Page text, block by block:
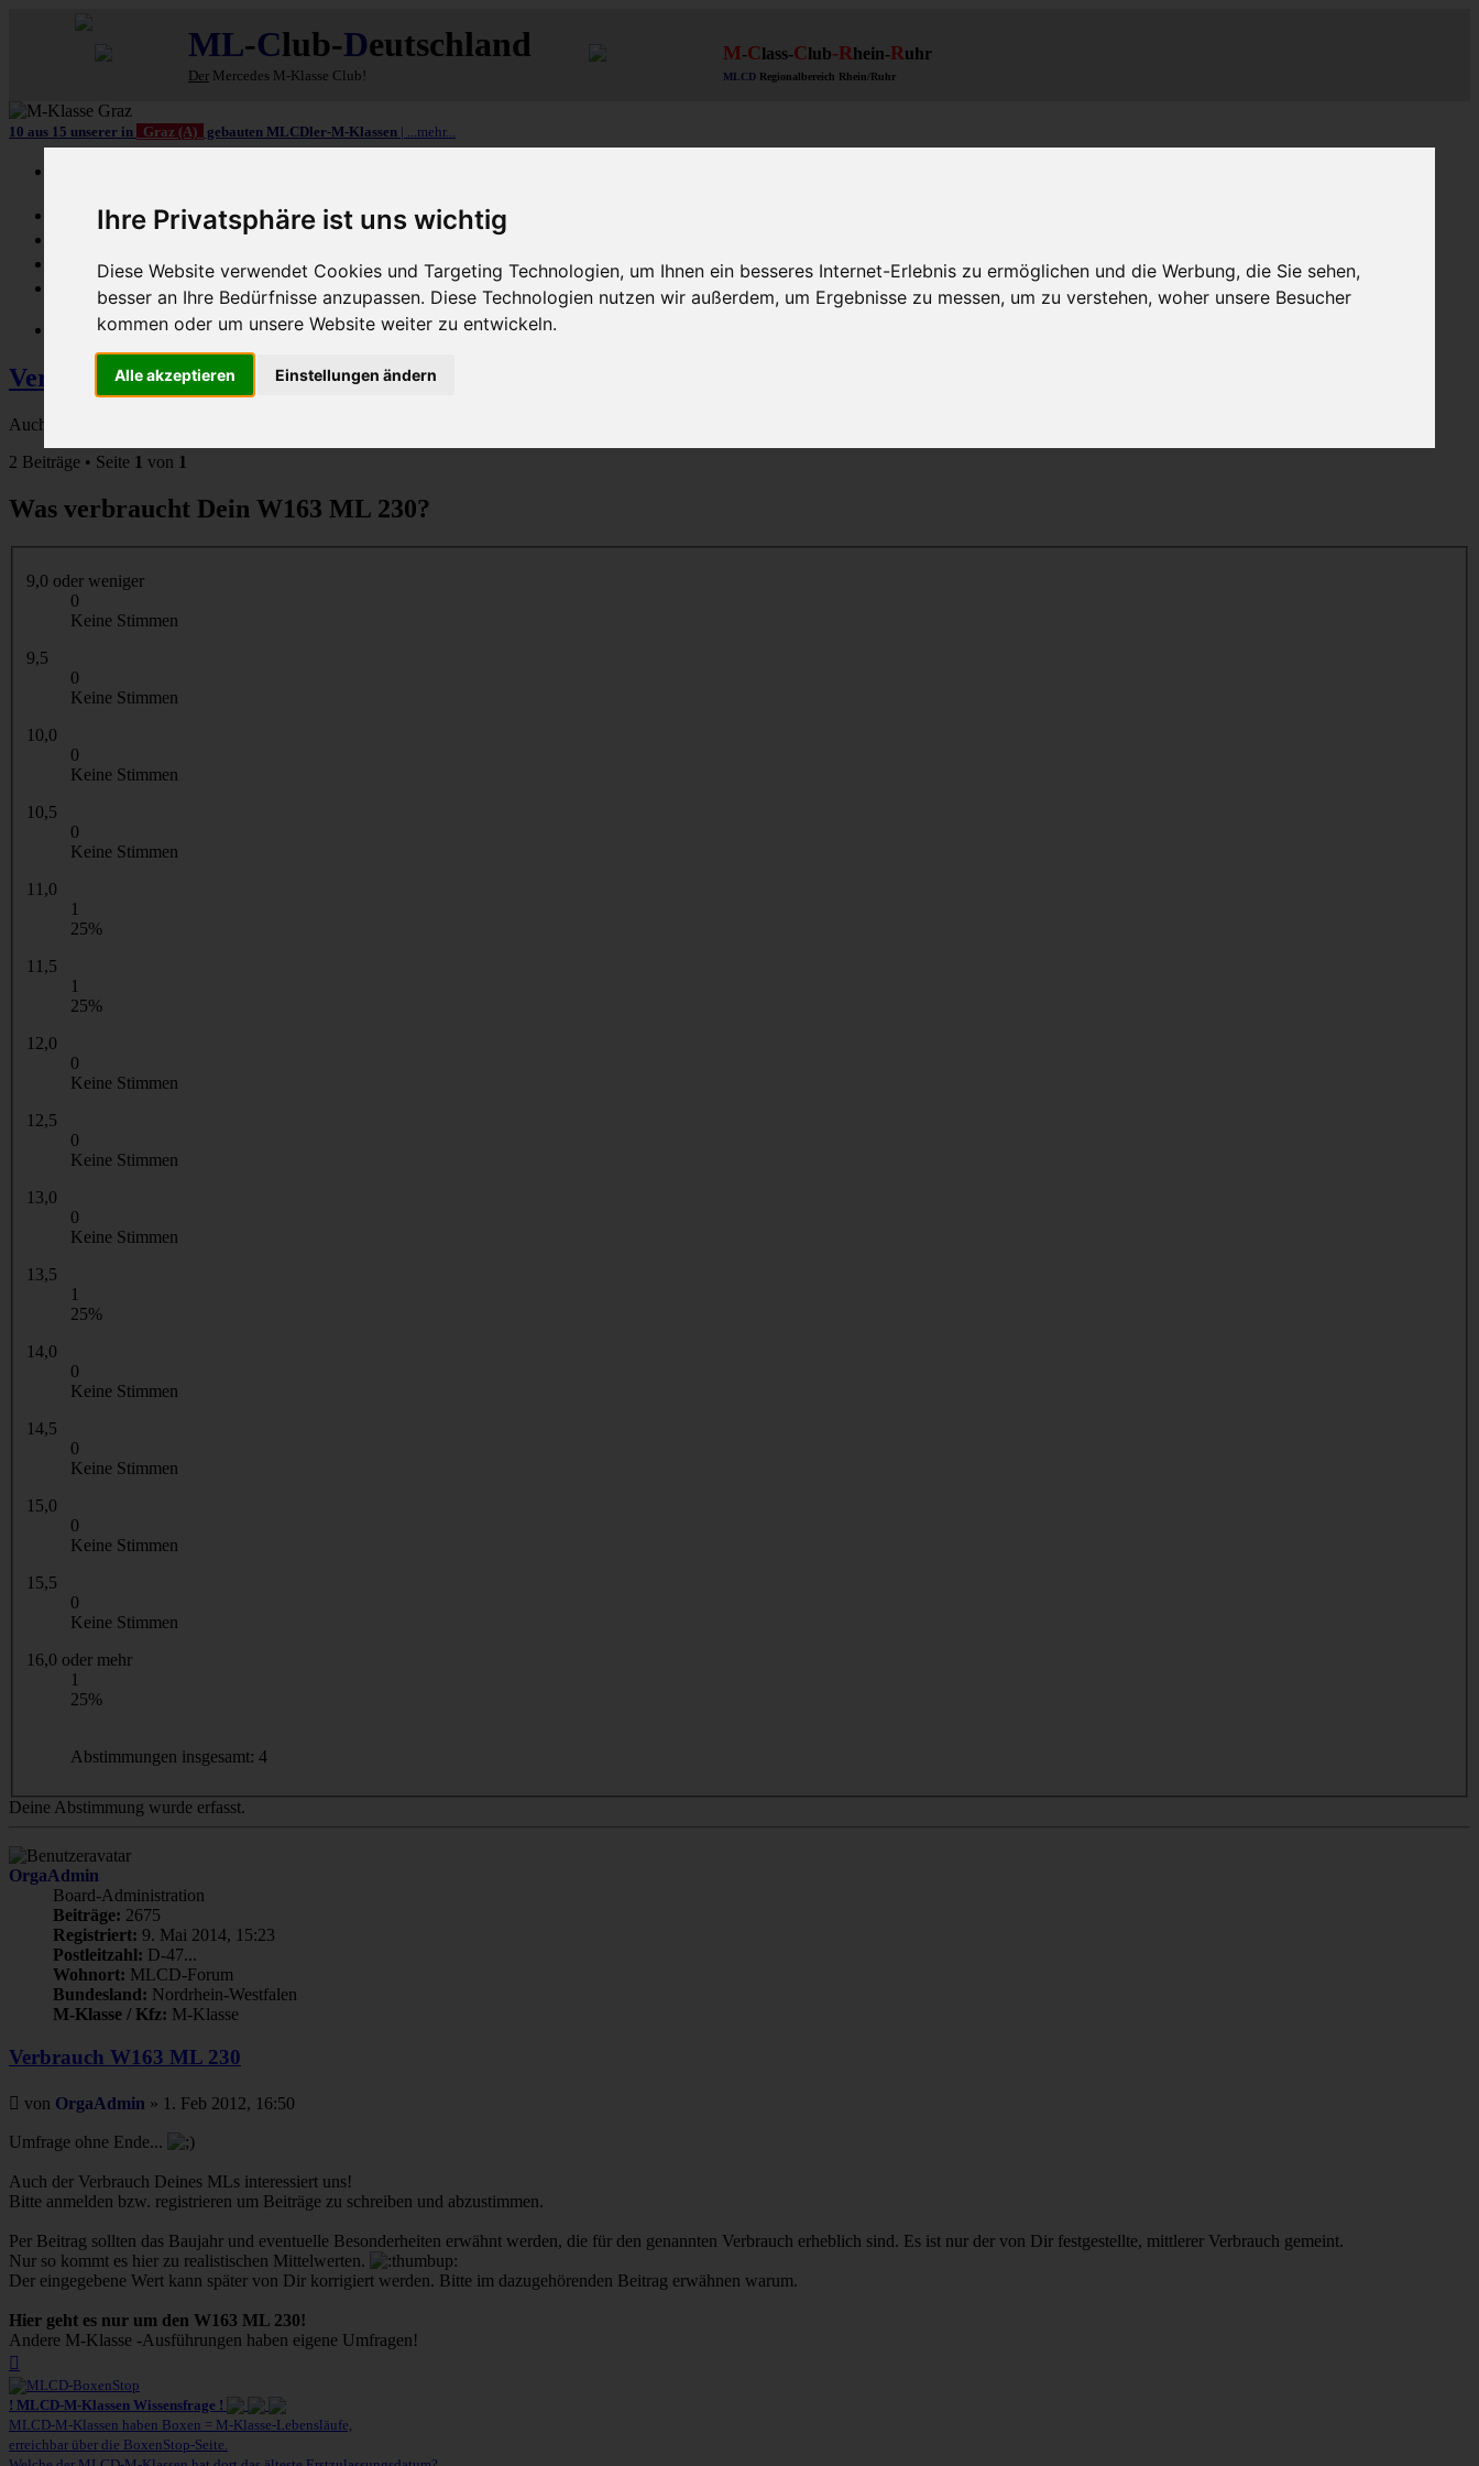
Ihre Privatsphäre ist uns wichtig
Diese Website verwendet Cookies und Targeting Technologien, um Ihnen ein besseres Internet-Erlebnis zu ermöglichen und die Werbung, die Sie sehen,
besser an Ihre Bedürfnisse anzupassen. Diese Technologien nutzen wir außerdem, um Ergebnisse zu messen, um zu verstehen, woher unsere Besucher
kommen oder um unsere Website weiter zu entwickeln.
Alle akzeptieren Einstellungen ändern
ML-Club-Deutschland
Der Mercedes M-Klasse Club!
M-Class-Club-Rhein-Ruhr
MLCD Regionalbereich Rhein/Ruhr
10 aus 15 unserer in Graz (A) gebauten MLCDler-M-Klassen | ...mehr...
Ungelesene
Forennutzer
FAQ
MLCD-Seiten MLCD-Foren-Übersicht M-Klasse-Foren W163 W164 W166 V167
Verbrauch W163 ML 230
Auch der Verbrauch Deines MLs interessiert uns!
2 Beiträge • Seite 1 von 1
Was verbraucht Dein W163 ML 230?
9,0 oder weniger
0
Keine Stimmen
9,5
0
Keine Stimmen
10,0
0
Keine Stimmen
10,5
0
Keine Stimmen
11,0
1
25%
11,5
1
25%
12,0
0
Keine Stimmen
12,5
0
Keine Stimmen
13,0
0
Keine Stimmen
13,5
1
25%
14,0
0
Keine Stimmen
14,5
0
Keine Stimmen
15,0
0
Keine Stimmen
15,5
0
Keine Stimmen
16,0 oder mehr
1
25%
Abstimmungen insgesamt: 4
Deine Abstimmung wurde erfasst.
OrgaAdmin
Board-Administration
Beiträge: 2675
Registriert: 9. Mai 2014, 15:23
Postleitzahl: D-47...
Wohnort: MLCD-Forum
Bundesland: Nordrhein-Westfalen
M-Klasse / Kfz: M-Klasse
Verbrauch W163 ML 230
Beitrag
von OrgaAdmin » 1. Feb 2012, 16:50
Umfrage ohne Ende...
Auch der Verbrauch Deines MLs interessiert uns!
Bitte anmelden bzw. registrieren um Beiträge zu schreiben und abzustimmen.
Per Beitrag sollten das Baujahr und eventuelle Besonderheiten erwähnt werden, die für den genannten Verbrauch erheblich sind. Es ist nur der von Dir festgestellte, mittlerer Verbrauch gemeint.
Nur so kommt es hier zu realistischen Mittelwerten.
Der eingegebene Wert kann später von Dir korrigiert werden. Bitte im dazugehörenden Beitrag erwähnen warum.
Hier geht es nur um den W163 ML 230!
Andere M-Klasse -Ausführungen haben eigene Umfragen!
oben
! MLCD-M-Klassen Wissensfrage !
MLCD-M-Klassen haben Boxen = M-Klasse-Lebensläufe,
erreichbar über die BoxenStop-Seite.